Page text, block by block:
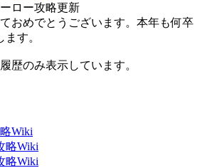
ロー攻略更新
おめでとうございます。本年も何卒
す。
歴のみ表示しています。
Wiki
略Wiki
略Wiki